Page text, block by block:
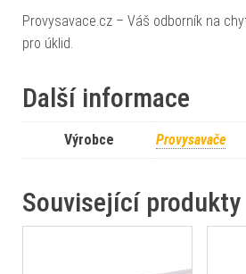
Provysavace.cz – Váš odborník na
pro úklid.
Další informace
Výrobce Provysavače
Související produkty